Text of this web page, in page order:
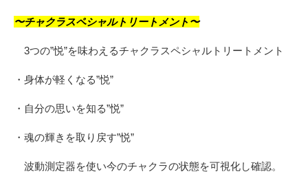
〜チャクラスペシャルトリートメント〜
3つの”悦”を味わえるチャクラスペシャルトリートメント
・身体が軽くなる”悦”
・自分の思いを知る”悦”
・魂の輝きを取り戻す”悦”
波動測定器を使い今のチャクラの状態を可視化し確認。